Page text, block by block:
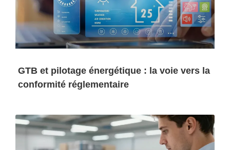
GTB et pilotage énergétique : la voie vers la
conformité réglementaire